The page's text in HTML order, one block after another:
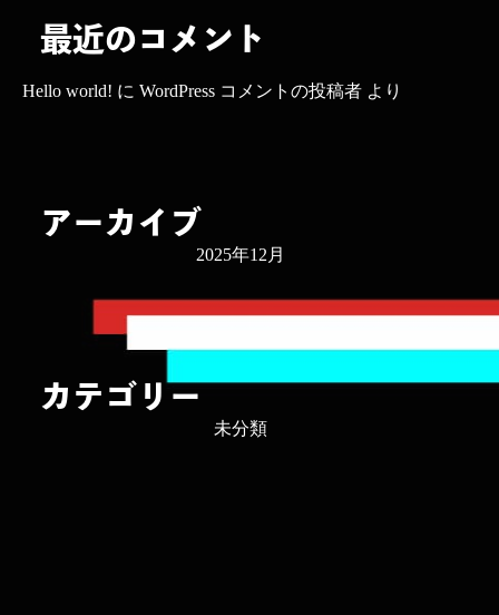
最近のコメント
Hello world! にWordPress コメントの投稿者 より
アーカイブ
2025年12月
カテゴリー
未分類